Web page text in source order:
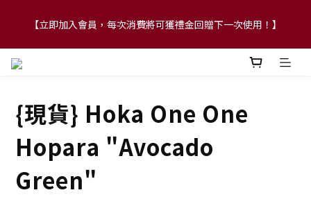
【FLASH SALE 兩件指定現貨產品即享88折】
【立即加入會員，每次消費將可獲禮金回贈下一次使用！】
【FLASH SALE 兩件指定現貨產品即享88折】
{現貨} Hoka One One
Hopara "Avocado
Green"